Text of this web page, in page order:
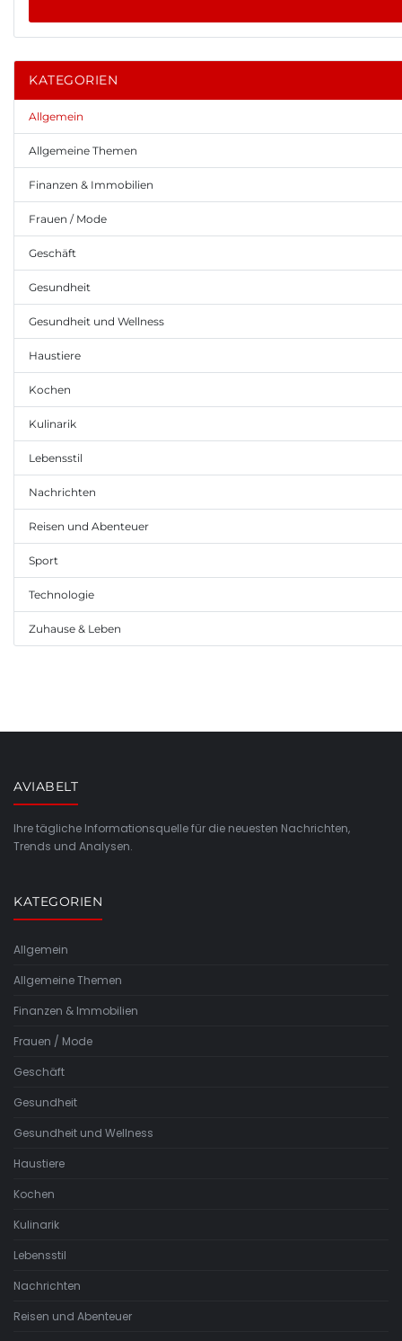
KATEGORIEN
Allgemein
Allgemeine Themen
Finanzen & Immobilien
Frauen / Mode
Geschäft
Gesundheit
Gesundheit und Wellness
Haustiere
Kochen
Kulinarik
Lebensstil
Nachrichten
Reisen und Abenteuer
Sport
Technologie
Zuhause & Leben
AVIABELT
Ihre tägliche Informationsquelle für die neuesten Nachrichten,
Trends und Analysen.
KATEGORIEN
Allgemein
Allgemeine Themen
Finanzen & Immobilien
Frauen / Mode
Geschäft
Gesundheit
Gesundheit und Wellness
Haustiere
Kochen
Kulinarik
Lebensstil
Nachrichten
Reisen und Abenteuer